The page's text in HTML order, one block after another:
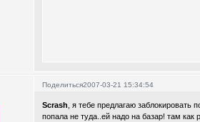
Поделиться2007-03-21 15:34:54
Scrash, я тебе предлагаю
попала не туда..ей надо на базар! там как